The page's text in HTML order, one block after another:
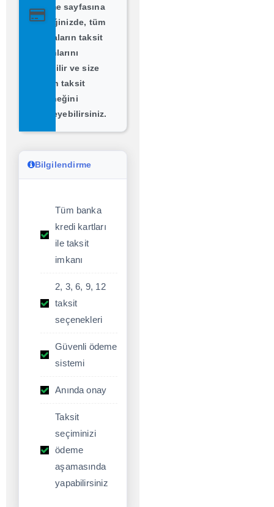
Ödeme sayfasına
geçtiğinizde, tüm
bankaların taksit
imkanlarını
görebilir ve size
uygun taksit
seçeneğini
belirleyebilirsiniz.
Bilgilendirme
Tüm banka
kredi kartları
ile taksit
imkanı
2, 3, 6, 9, 12
taksit
seçenekleri
Güvenli ödeme
sistemi
Anında onay
Taksit
seçiminizi
ödeme
aşamasında
yapabilirsiniz